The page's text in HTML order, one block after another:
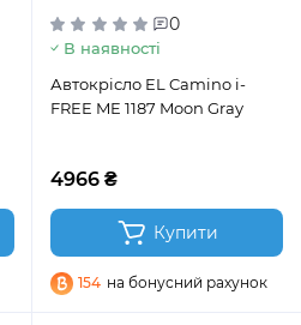
0
В наявності
Автокрісло EL Camino i-
FREE ME 1187 Moon Gray
4966 ₴
Купити
154 на бонусний рахунок